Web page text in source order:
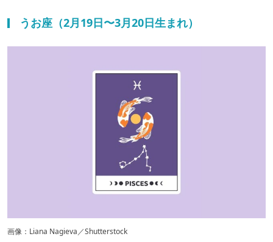
うお座（2月19日〜3月20日生まれ）
画像：Liana Nagieva／Shutterstock